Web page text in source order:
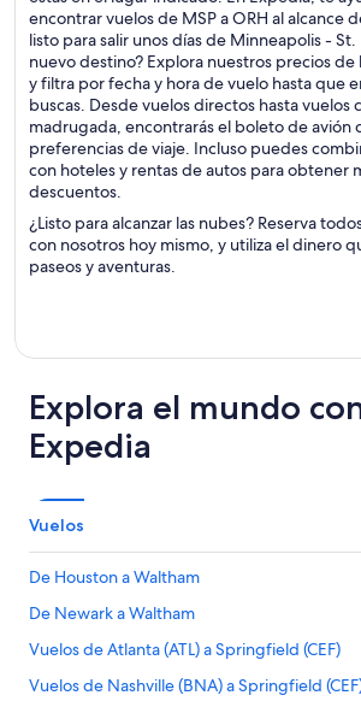
encontrar vuelos de MSP a ORH al alcance
listo para salir unos días de Minneapolis -
nuevo destino? Explora nuestros precios
y filtra por fecha y hora de vuelo hasta que
buscas. Desde vuelos directos hasta vuelos
madrugada, encontrarás el boleto de avión
preferencias de viaje. Incluso puedes
con hoteles y rentas de autos para obtener
descuentos.
¿Listo para alcanzar las nubes? Reserva
con nosotros hoy mismo, y utiliza el dinero
paseos y aventuras.
Explora el mundo
Expedia
Vuelos
De Houston a Waltham
De Newark a Waltham
Vuelos de Atlanta (ATL) a Springfield (CEF)
Vuelos de Nashville (BNA) a Springfield